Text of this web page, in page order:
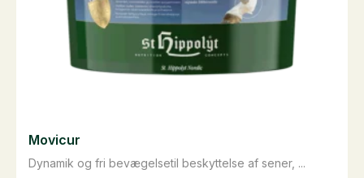
Dynamik og fri bevægelsetil beskyttelse af sener, ...
Movicur